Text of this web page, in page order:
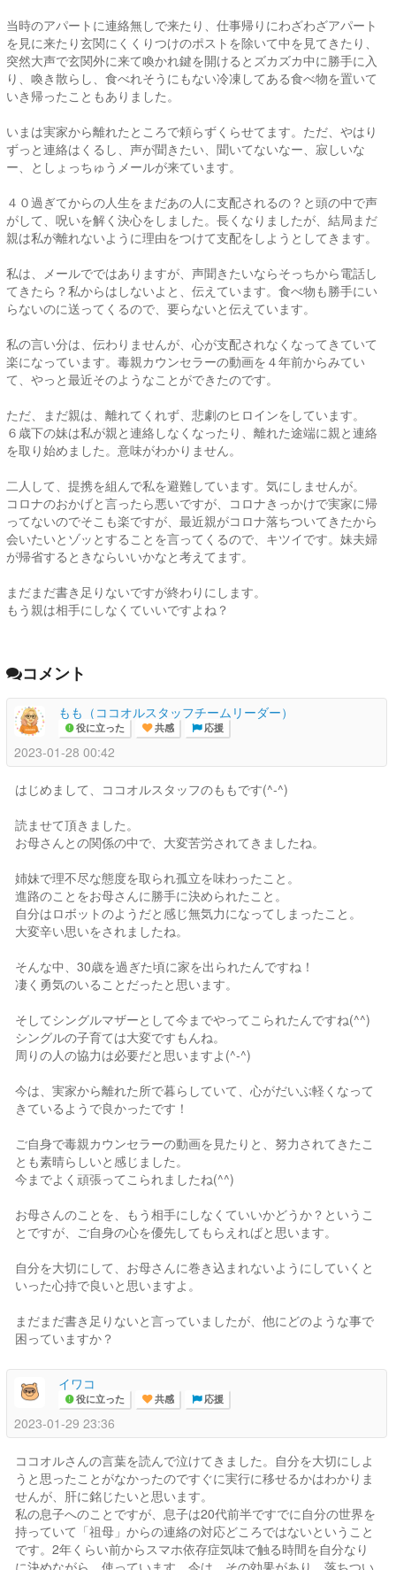
当時のアパートに連絡無しで来たり、仕事帰りにわざわざアパート
を見に来たり玄関にくくりつけのポストを除いて中を見てきたり、
突然大声で玄関外に来て喚かれ鍵を開けるとズカズカ中に勝手に入
り、喚き散らし、食べれそうにもない冷凍してある食べ物を置いて
いき帰ったこともありました。
いまは実家から離れたところで頼らずくらせてます。ただ、やはり
ずっと連絡はくるし、声が聞きたい、聞いてないなー、寂しいな
ー、としょっちゅうメールが来ています。
４０過ぎてからの人生をまだあの人に支配されるの？と頭の中で声
がして、呪いを解く決心をしました。長くなりましたが、結局まだ
親は私が離れないように理由をつけて支配をしようとしてきます。
私は、メールでではありますが、声聞きたいならそっちから電話し
てきたら？私からはしないよと、伝えています。食べ物も勝手にい
らないのに送ってくるので、要らないと伝えています。
私の言い分は、伝わりませんが、心が支配されなくなってきていて
楽になっています。毒親カウンセラーの動画を４年前からみてい
て、やっと最近そのようなことができたのです。
ただ、まだ親は、離れてくれず、悲劇のヒロインをしています。
６歳下の妹は私が親と連絡しなくなったり、離れた途端に親と連絡
を取り始めました。意味がわかりません。
二人して、提携を組んで私を避難しています。気にしませんが。
コロナのおかげと言ったら悪いですが、コロナきっかけで実家に帰
ってないのでそこも楽ですが、最近親がコロナ落ちついてきたから
会いたいとゾッとすることを言ってくるので、キツイです。妹夫婦
が帰省するときならいいかなと考えてます。
まだまだ書き足りないですが終わりにします。
もう親は相手にしなくていいですよね？
コメント
もも（ココオルスタッフチームリーダー）
役に立った 共感 応援
2023-01-28 00:42
はじめまして、ココオルスタッフのももです(^-^)
読ませて頂きました。
お母さんとの関係の中で、大変苦労されてきましたね。
姉妹で理不尽な態度を取られ孤立を味わったこと。
進路のことをお母さんに勝手に決められたこと。
自分はロボットのようだと感じ無気力になってしまったこと。
大変辛い思いをされましたね。
そんな中、30歳を過ぎた頃に家を出られたんですね！
凄く勇気のいることだったと思います。
そしてシングルマザーとして今までやってこられたんですね(^^)
シングルの子育ては大変ですもんね。
周りの人の協力は必要だと思いますよ(^-^)
今は、実家から離れた所で暮らしていて、心がだいぶ軽くなって
きているようで良かったです！
ご自身で毒親カウンセラーの動画を見たりと、努力されてきたこ
とも素晴らしいと感じました。
今までよく頑張ってこられましたね(^^)
お母さんのことを、もう相手にしなくていいかどうか？というこ
とですが、ご自身の心を優先してもらえればと思います。
自分を大切にして、お母さんに巻き込まれないようにしていくと
いった心持で良いと思いますよ。
まだまだ書き足りないと言っていましたが、他にどのような事で
困っていますか？
イワコ
役に立った 共感 応援
2023-01-29 23:36
ココオルさんの言葉を読んで泣けてきました。自分を大切にしよ
うと思ったことがなかったのですぐに実行に移せるかはわかりま
せんが、肝に銘じたいと思います。
私の息子へのことですが、息子は20代前半ですでに自分の世界を
持っていて「祖母」からの連絡の対応どころではないということ
です。2年くらい前からスマホ依存症気味で触る時間を自分なり